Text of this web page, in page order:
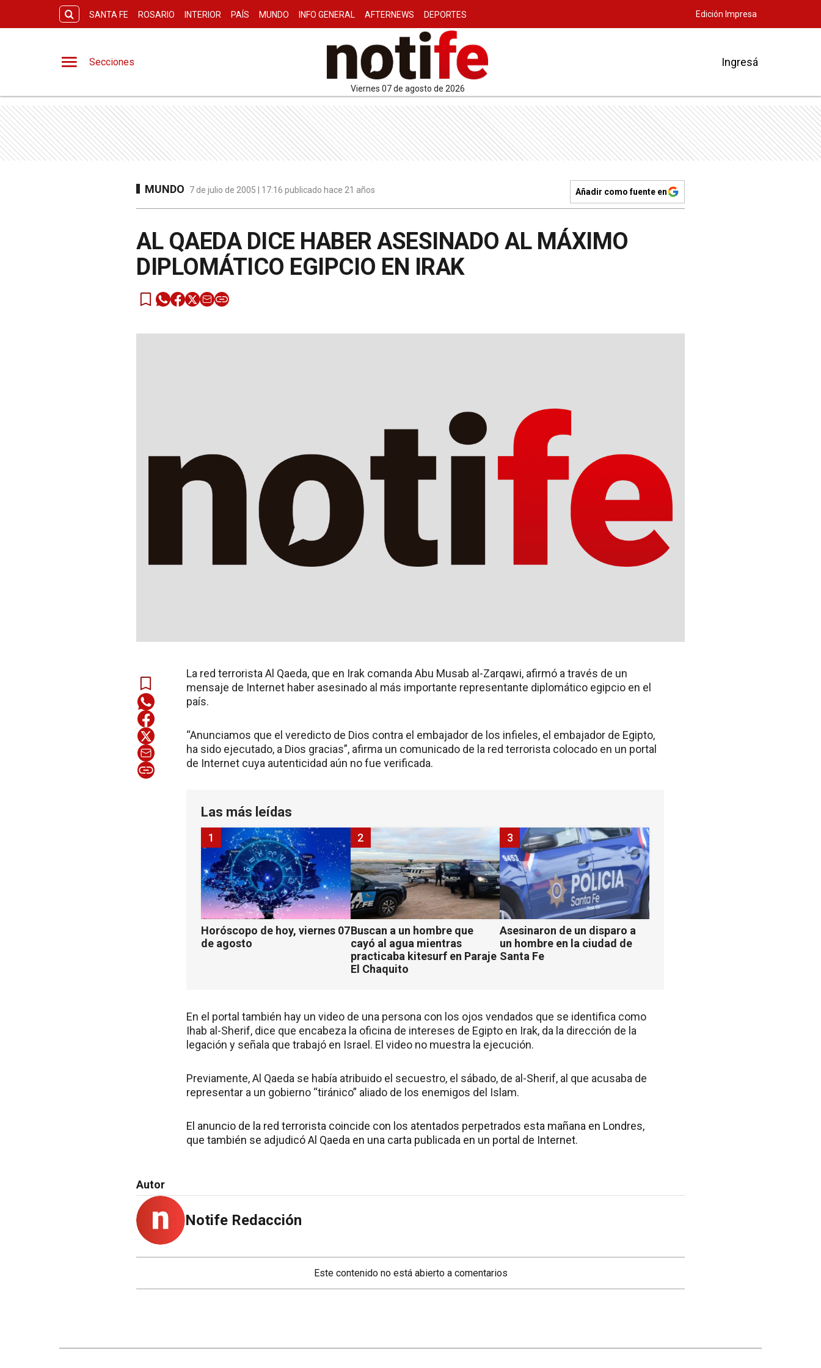
SANTA FE ROSARIO INTERIOR PAÍS MUNDO INFO GENERAL AFTERNEWS DEPORTES Edición Impresa
Secciones
viernes 07 de agosto de 2026
Ingresá
MUNDO 7 de julio de 2005 | 17:16 publicado hace 21 años Añadir como fuente en
AL QAEDA DICE HABER ASESINADO AL MÁXIMO
DIPLOMÁTICO EGIPCIO EN IRAK
La red terrorista Al Qaeda, que en Irak comanda Abu Musab al-Zarqawi, afirmó a través de un
mensaje de Internet haber asesinado al más importante representante diplomático egipcio en el
país.
“Anunciamos que el veredicto de Dios contra el embajador de los infieles, el embajador de Egipto,
ha sido ejecutado, a Dios gracias”, afirma un comunicado de la red terrorista colocado en un portal
de Internet cuya autenticidad aún no fue verificada.
Las más leídas
Horóscopo de hoy, viernes 07
de agosto
1
Buscan a un hombre que
cayó al agua mientras
practicaba kitesurf en Paraje
El Chaquito
2
Asesinaron de un disparo a
un hombre en la ciudad de
Santa Fe
3
En el portal también hay un video de una persona con los ojos vendados que se identifica como
Ihab al-Sherif, dice que encabeza la oficina de intereses de Egipto en Irak, da la dirección de la
legación y señala que trabajó en Israel. El video no muestra la ejecución.
Previamente, Al Qaeda se había atribuido el secuestro, el sábado, de al-Sherif, al que acusaba de
representar a un gobierno “tiránico” aliado de los enemigos del Islam.
El anuncio de la red terrorista coincide con los atentados perpetrados esta mañana en Londres,
que también se adjudicó Al Qaeda en una carta publicada en un portal de Internet.
Autor
Notife Redacción
Este contenido no está abierto a comentarios